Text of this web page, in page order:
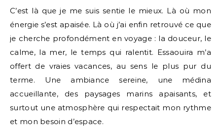
C’est là que je me suis sentie le mieux. Là où mon
énergie s’est apaisée. Là où j’ai enfin retrouvé ce que
je cherche profondément en voyage : la douceur, le
calme, la mer, le temps qui ralentit. Essaouira m’a
offert de vraies vacances, au sens le plus pur du
terme. Une ambiance sereine, une médina
accueillante, des paysages marins apaisants, et
surtout une atmosphère qui respectait mon rythme
et mon besoin d’espace.